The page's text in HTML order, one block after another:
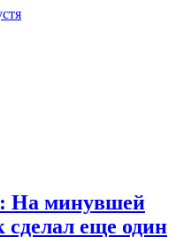
На минувшей
сделал еще один